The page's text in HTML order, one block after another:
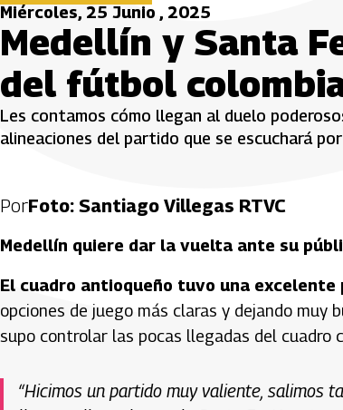
Miércoles, 25 Junio , 2025
Medellín y Santa
del fútbol
Les contamos cómo llegan al duelo
alineaciones del partido que se escuchará
PorFoto: Santiago Villegas RTVC
Medellín quiere dar la vuelta ante su
El cuadro antioqueño tuvo una
opciones de juego más claras y dejando muy
supo controlar las pocas llegadas del cuadro
“Hicimos un partido muy valiente, salimos